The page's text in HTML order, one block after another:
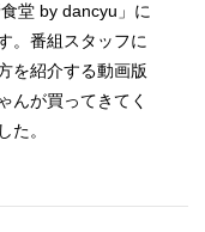
堂 by dancyu」に
。番組スタッフに
を紹介する動画版
んが買ってきてく
た。